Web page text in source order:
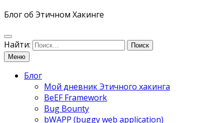
Блог об Этичном Хакинге
Найти:
Меню
Блог
Мой дневник Этичного хакинга
BeEF Framework
Bug Bounty
bWAPP (buggy web application)